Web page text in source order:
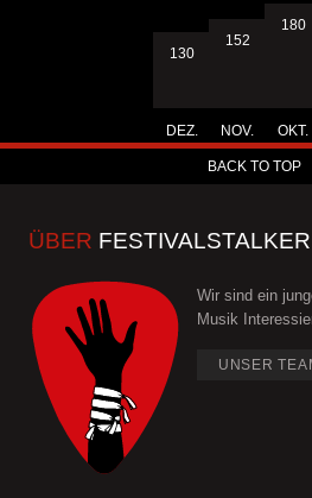
130
DEZ.
152
NOV.
180
OKT.
BACK TO TOP
ÜBER FESTIVALSTALKER
Wir sind ein
Musik
UNSER